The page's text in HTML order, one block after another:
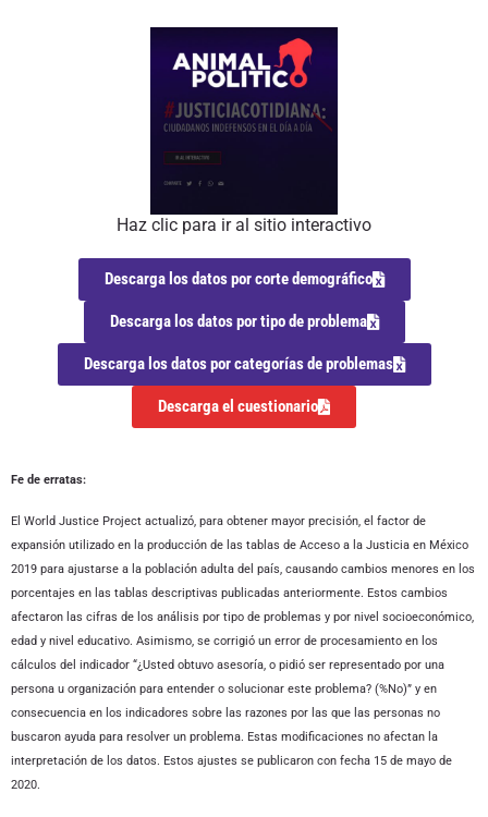
Haz clic para ir al sitio interactivo
Descarga los datos por corte demográfico
Descarga los datos por tipo de problema
Descarga los datos por categorías de problemas
Descarga el cuestionario
Fe de erratas:
El World Justice Project actualizó, para obtener mayor precisión, el factor de
expansión utilizado en la producción de las tablas de Acceso a la Justicia en México
2019 para ajustarse a la población adulta del país, causando cambios menores en los
porcentajes en las tablas descriptivas publicadas anteriormente. Estos cambios
afectaron las cifras de los análisis por tipo de problemas y por nivel socioeconómico,
edad y nivel educativo. Asimismo, se corrigió un error de procesamiento en los
cálculos del indicador “¿Usted obtuvo asesoría, o pidió ser representado por una
persona u organización para entender o solucionar este problema? (%No)” y en
consecuencia en los indicadores sobre las razones por las que las personas no
buscaron ayuda para resolver un problema. Estas modificaciones no afectan la
interpretación de los datos. Estos ajustes se publicaron con fecha 15 de mayo de
2020.